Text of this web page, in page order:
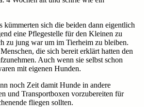
kümmerten sich die beiden dann eigentlich
eine Pflegestelle für den Kleinen zu
zu jung war um im Tierheim zu bleiben.
die sich bereit erklärt hatten den
Auch wenn sie selbst schon
mit eigenen Hunden.
noch Zeit damit Hunde in andere
und Transportboxen vorzubereiten für
fliegen sollten.